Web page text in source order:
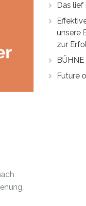
Das lief
unsere
zur
Future